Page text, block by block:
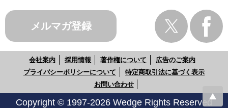
メルマガ登録
会社案内 採用情報 著作権について
広告のご案内
プライバシーポリシーについて
特定商取引法に基づく表示
お問い合わせ
Copyright © 1997-2026 Wedge Rights Reserved